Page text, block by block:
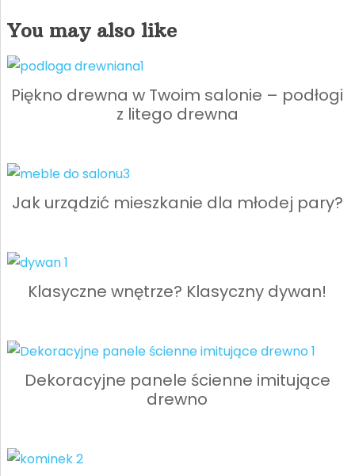
You may also like
Piękno drewna w Twoim salonie – podłogi
z litego drewna
Jak urządzić mieszkanie dla młodej pary?
Klasyczne wnętrze? Klasyczny dywan!
Dekoracyjne panele ścienne imitujące
drewno